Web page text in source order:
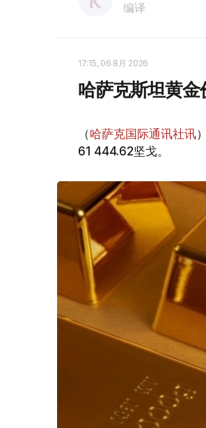
编译
17:15, 06 8月 2026
哈萨克斯坦黄
（哈萨克国际通讯社讯
61 444.62坚戈。